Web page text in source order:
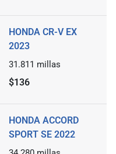
HONDA CR-V EX
2023
31.811 millas
$136
HONDA ACCORD
SPORT SE 2022